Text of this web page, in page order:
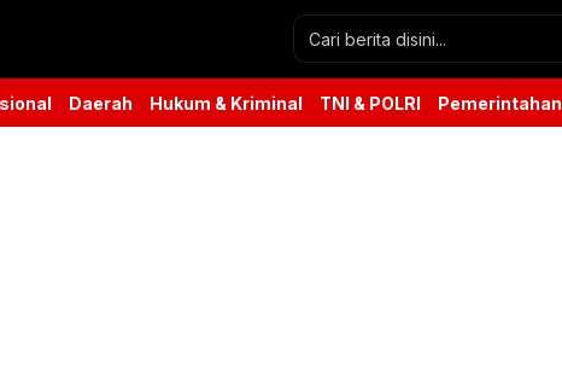
Daerah Hukum & Kriminal TNI & POLRI Pemerintahan